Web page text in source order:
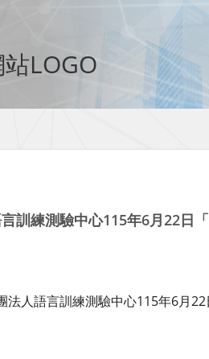
訓練測驗中心115年6月22日
人語言訓練測驗中心115年6月